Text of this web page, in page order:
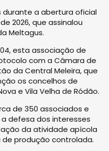
durante a abertura oficial
2026, que assinalou
Meltagus.
esta associação de
com a Câmara de
da Central Meleira, que
os concelhos de
e Vila Velha de Ródão.
de 350 associados e
defesa dos interesses
da atividade apícola
produção controlada.